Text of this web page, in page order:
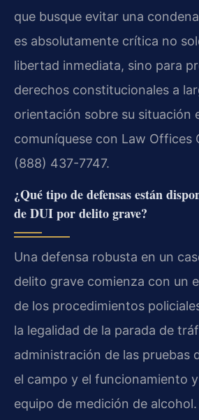
que busque evitar una
es absolutamente crítica no
libertad inmediata, sino para
derechos constitucionales a
orientación sobre su situación
comuníquese con Law Offices
(888) 437-7747.
¿Qué tipo de defensas están
de DUI por delito grave?
Una defensa robusta en un
delito grave comienza con un
de los procedimientos
la legalidad de la parada de
administración de las pruebas
el campo y el funcionamiento
equipo de medición de